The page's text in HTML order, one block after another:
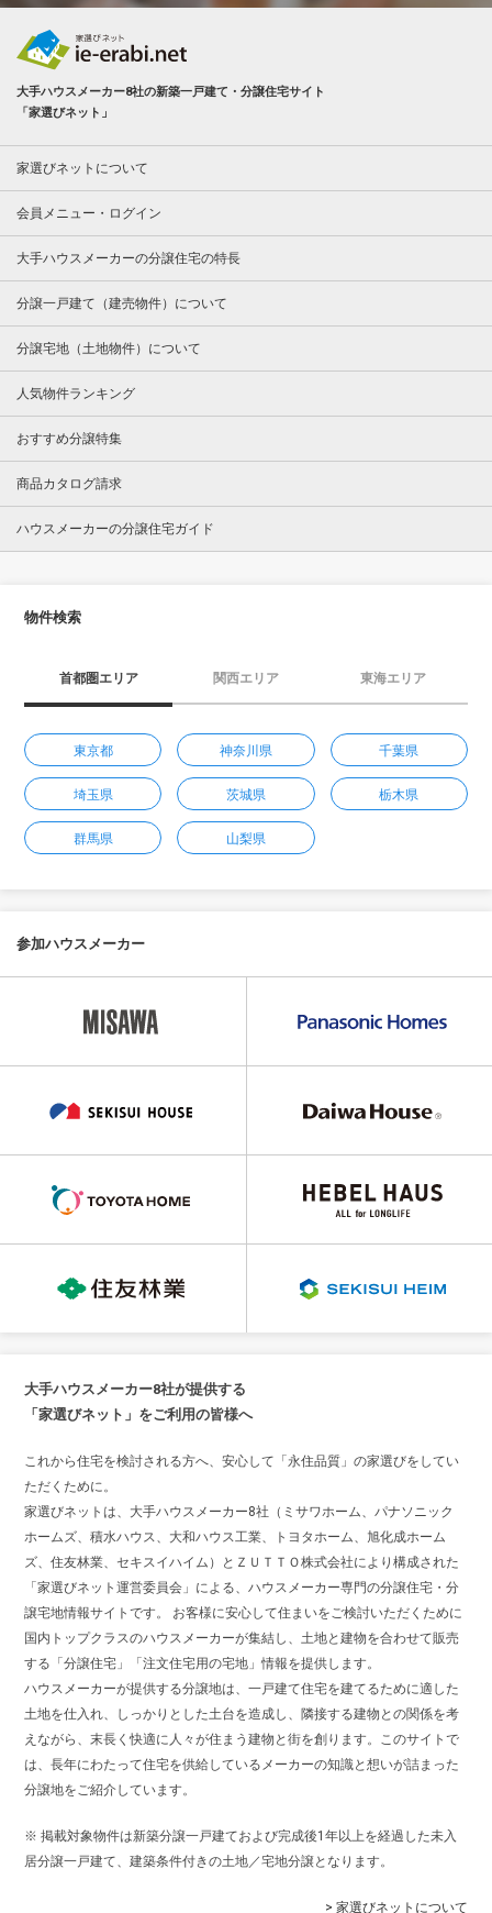
大手ハウスメーカー8社の新築一戸建て・分譲住宅サイト
「家選びネット」
家選びネットについて
会員メニュー・ログイン
大手ハウスメーカーの分譲住宅の特長
分譲一戸建て（建売物件）について
分譲宅地（土地物件）について
人気物件ランキング
おすすめ分譲特集
商品カタログ請求
ハウスメーカーの分譲住宅ガイド
物件検索
首都圏エリア 関西エリア 東海エリア
東京都 神奈川県 千葉県
埼玉県 茨城県 栃木県
群馬県 山梨県
参加ハウスメーカー
大手ハウスメーカー8社が提供する
「家選びネット」をご利用の皆様へ
これから住宅を検討される方へ、安心して「永住品質」の家選びをしてい
ただくために。
家選びネットは、大手ハウスメーカー8社（ミサワホーム、パナソニック
ホームズ、積水ハウス、大和ハウス工業、トヨタホーム、旭化成ホーム
ズ、住友林業、セキスイハイム）とＺＵＴＴＯ株式会社により構成された
「家選びネット運営委員会」による、ハウスメーカー専門の分譲住宅・分
譲宅地情報サイトです。 お客様に安心して住まいをご検討いただくために
国内トップクラスのハウスメーカーが集結し、土地と建物を合わせて販売
する「分譲住宅」「注文住宅用の宅地」情報を提供します。
ハウスメーカーが提供する分譲地は、一戸建て住宅を建てるために適した
土地を仕入れ、しっかりとした土台を造成し、隣接する建物との関係を考
えながら、末長く快適に人々が住まう建物と街を創ります。このサイトで
は、長年にわたって住宅を供給しているメーカーの知識と想いが詰まった
分譲地をご紹介しています。
※ 掲載対象物件は新築分譲一戸建ておよび完成後1年以上を経過した未入
居分譲一戸建て、建築条件付きの土地／宅地分譲となります。
> 家選びネットについて